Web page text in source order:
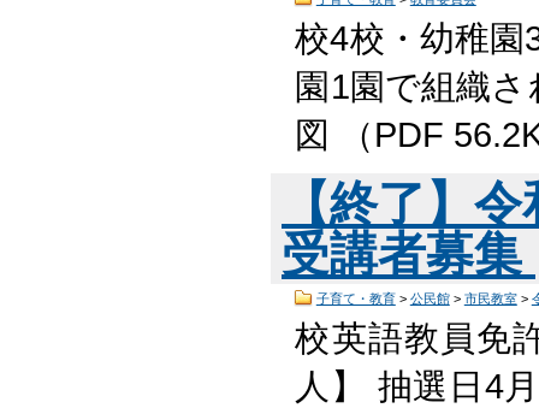
校4校・幼稚園
園1園で組織
図 （PDF
【終了】
受講者募集
子育て・教育> 公民館> 市民教室>
校英語教員免
人】 抽選日4